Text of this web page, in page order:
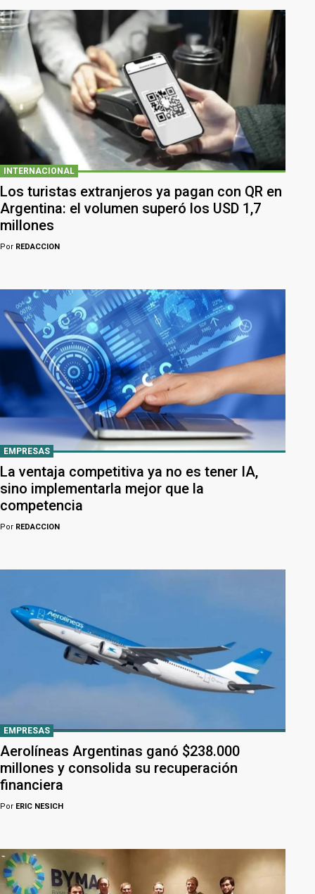
INTERNACIONAL
Los turistas extranjeros ya pagan con QR en
Argentina: el volumen superó los USD 1,7
millones
Por REDACCION
EMPRESAS
La ventaja competitiva ya no es tener IA,
sino implementarla mejor que la
competencia
Por REDACCION
EMPRESAS
Aerolíneas Argentinas ganó $238.000
millones y consolida su recuperación
financiera
Por ERIC NESICH